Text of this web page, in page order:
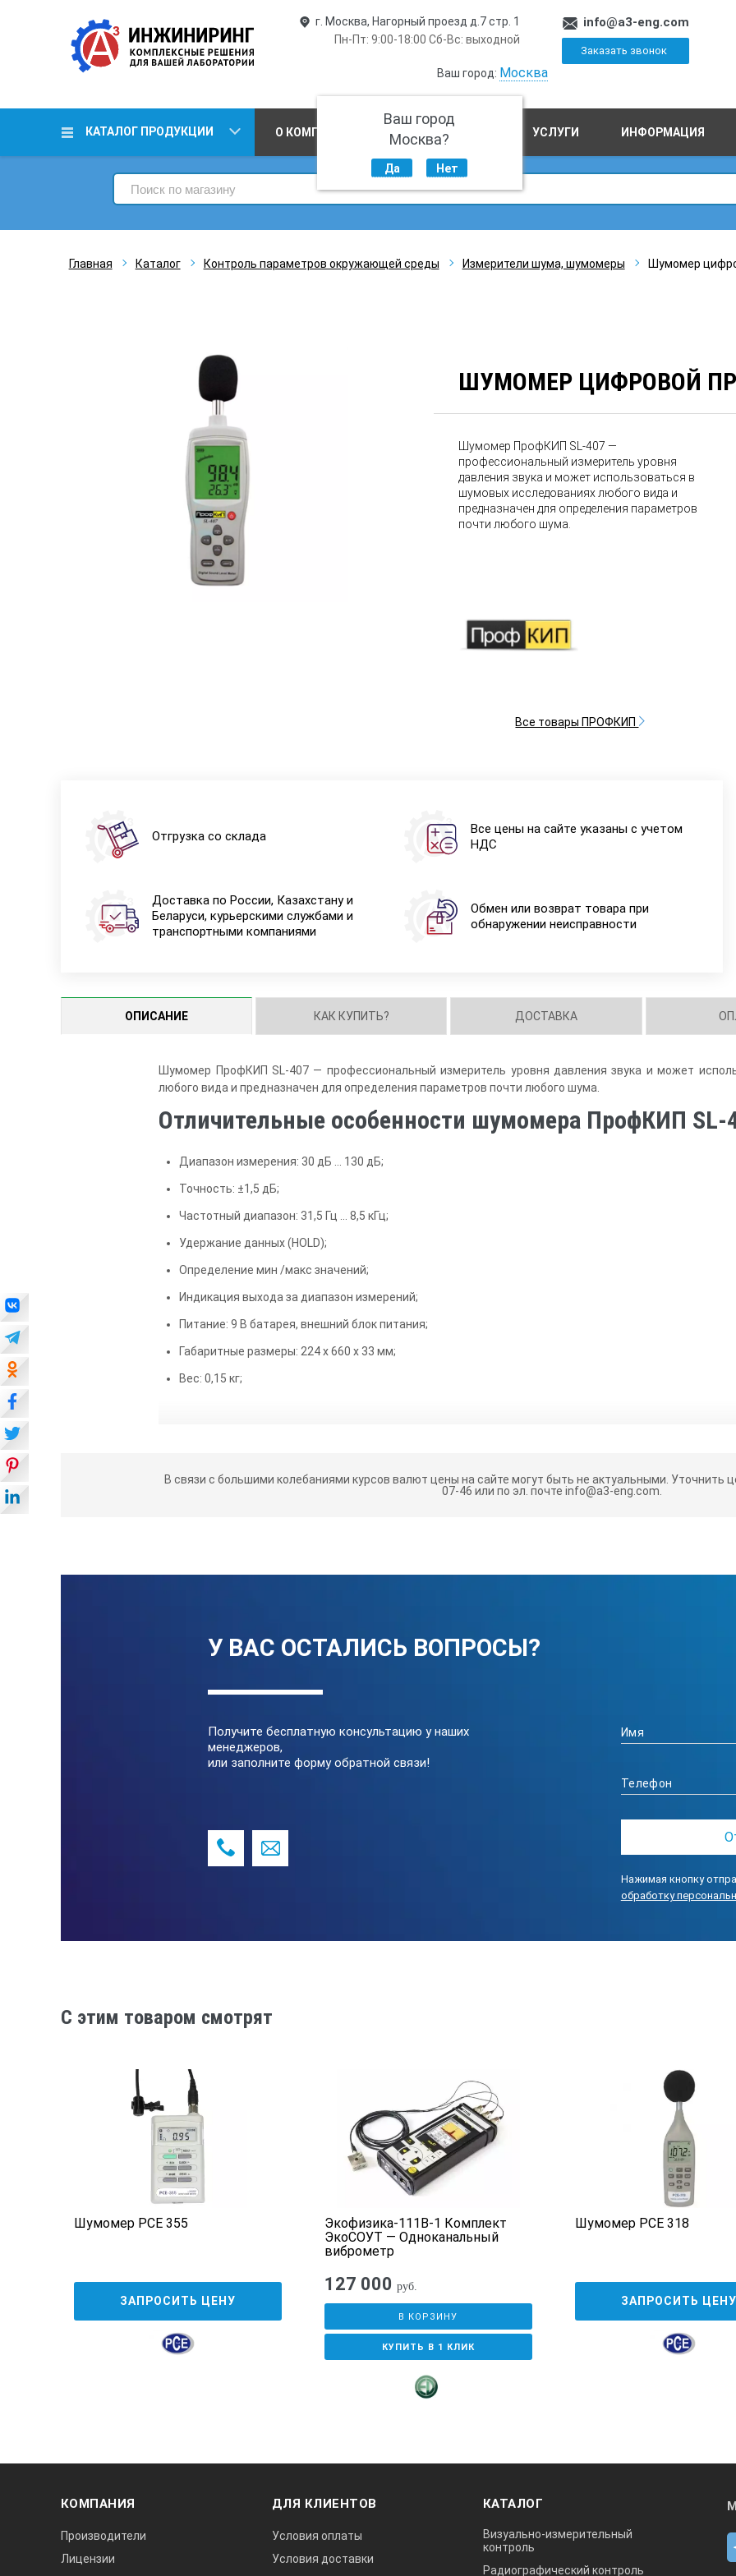
г. Москва, Нагорный проезд д.7 стр. 1
Пн-Пт: 9:00-18:00 Сб-Вс: выходной
Ваш город: Москва
Ваш город
Москва?
Да Нет
info@a3-eng.com
Заказать звонок
КАТАЛОГ ПРОДУКЦИИ О КОМПАНИИ ПРОИЗВОДСТВО УСЛУГИ ИНФОРМАЦИЯ
Главная Каталог Контроль параметров окружающей среды Измерители шума, шумомеры Шумомер
ШУМОМЕР ЦИФРОВОЙ
Шумомер ПрофКИП SL-407 —
профессиональный измеритель уровня
давления звука и может использоваться в
шумовых исследованиях любого вида и
предназначен для определения параметров
почти любого шума.
Все товары ПРОФКИП
Отгрузка со склада
Все цены на сайте указаны с учетом
НДС
Доставка по России, Казахстану и
Беларуси, курьерскими службами и
транспортными компаниями
Обмен или возврат товара при
обнаружении неисправности
ОПИСАНИЕ КАК КУПИТЬ? ДОСТАВКА
Шумомер ПрофКИП SL-407 — профессиональный измеритель уровня давления звука и может
любого вида и предназначен для определения параметров почти любого шума.
Отличительные особенности шумомера ПрофКИП SL-
Диапазон измерения: 30 дБ … 130 дБ;
Точность: ±1,5 дБ;
Частотный диапазон: 31,5 Гц … 8,5 кГц;
Удержание данных (HOLD);
Определение мин /макс значений;
Индикация выхода за диапазон измерений;
Питание: 9 В батарея, внешний блок питания;
Габаритные размеры: 224 х 660 х 33 мм;
Вес: 0,15 кг;
В связи с большими колебаниями курсов валют цены на сайте могут быть не актуальными. Уточнить
07-46 или по эл. почте info@a3-eng.com.
У ВАС ОСТАЛИСЬ ВОПРОСЫ?
Получите бесплатную консультацию у наших
менеджеров,
или заполните форму обратной связи!
Нажимая кнопку
обработку
C этим товаром смотрят
Шумомер PCE 355
ЗАПРОСИТЬ ЦЕНУ
Экофизика-111В-1 Комплект
ЭкоСОУТ — Одноканальный
виброметр
127 000 руб.
В КОРЗИНУ
КУПИТЬ В 1 КЛИК
Шумомер PCE 318
ЗАПРОСИТЬ ЦЕНУ
КОМПАНИЯ
Производители
Лицензии
ДЛЯ КЛИЕНТОВ
Условия оплаты
Условия доставки
КАТАЛОГ
Визуально-измерительный
контроль
Радиографический контроль